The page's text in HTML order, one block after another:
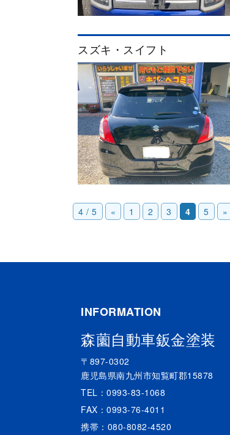
スズキ・スイフト
4 / 5 « 1 2 3 4 5 »
INFORMATION
森薗自動車鈑金塗装
〒897-0302
鹿児島県南九州市知覧町郡15878
TEL：0993-83-1068
FAX：0993-76-4011
携帯：080-8082-4520